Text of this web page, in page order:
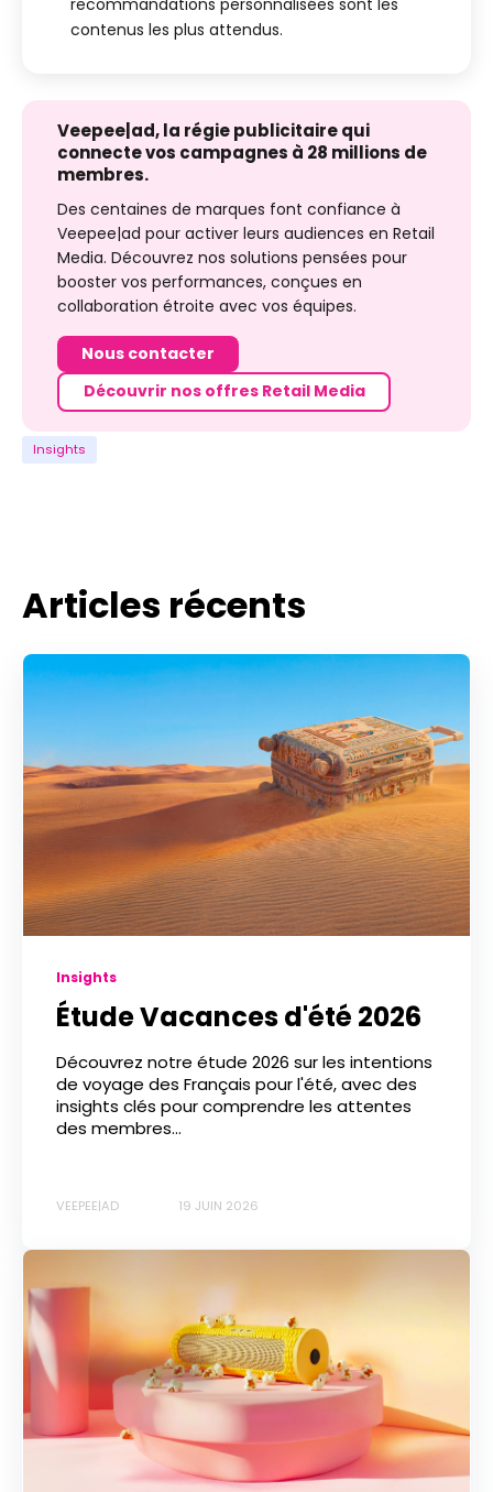
contenus les plus attendus.
Veepee|ad, la régie publicitaire qui
connecte vos campagnes à 28 millions de
membres.
Des centaines de marques font confiance à
Veepee|ad pour activer leurs audiences en Retail
Media. Découvrez nos solutions pensées pour
booster vos performances, conçues en
collaboration étroite avec vos équipes.
Nous contacter
Découvrir nos offres Retail Media
Insights
Articles récents
Insights
Étude Vacances d'été 2026
Découvrez notre étude 2026 sur les intentions
de voyage des Français pour l'été, avec des
insights clés pour comprendre les attentes
des membres...
VEEPEE|AD 19 JUIN 2026